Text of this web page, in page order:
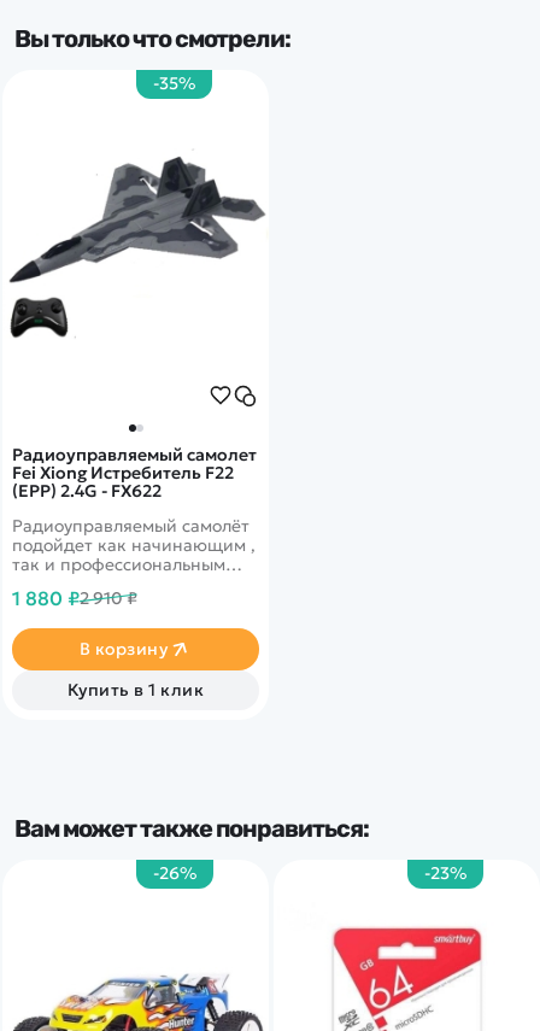
Вы только что смотрели:
-35%
Радиоуправляемый самолет
Fei Xiong Истребитель F22
(EPP) 2.4G - FX622
Радиоуправляемый самолёт
подойдет как начинающим ,
так и профессиональным
минут. Дальность полета 100
1 880 ₽2 910 ₽
В корзину
Купить в 1 клик
Вам может также понравиться:
-23%
-26%